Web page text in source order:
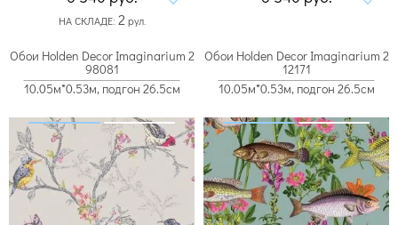
НА СКЛАДЕ: 2рул.
Обои Holden Decor Imaginarium 2
98081
10.05м*0.53м, подгон 26.5см
Обои Holden Decor Imaginarium 2
12171
10.05м*0.53м, подгон 26.5см